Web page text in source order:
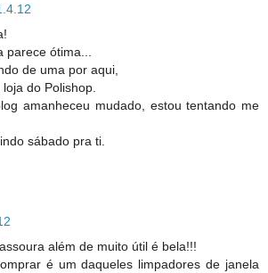
parece ótima...
de uma por aqui,
do Polishop.
amanheceu mudado, estou tentando me
sábado pra ti.
além de muito útil é bela!!!
é um daqueles limpadores de janela